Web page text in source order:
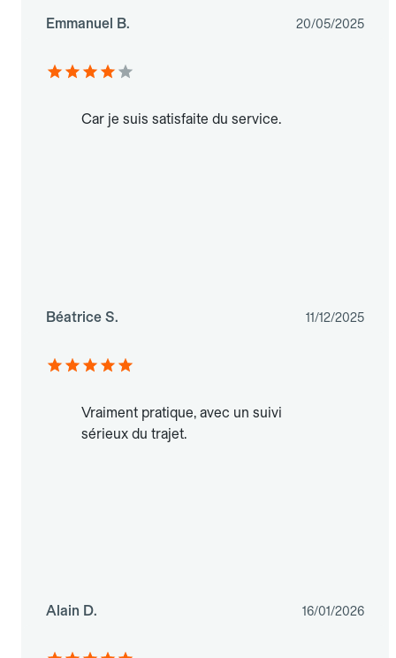
Emmanuel B. 20/05/2025
Car je suis satisfaite du service.
Béatrice S. 11/12/2025
Vraiment pratique, avec un suivi
sérieux du trajet.
Alain D. 16/01/2026